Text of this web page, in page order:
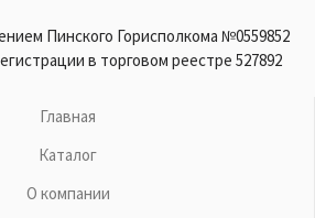
Пинского Горисполкома №0559852
в торговом реестре 527892
Главная
Каталог
О компании